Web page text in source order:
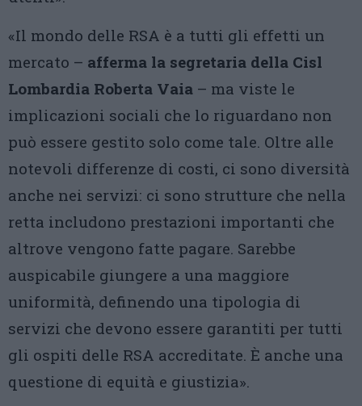
«Il mondo delle RSA è a tutti gli effetti un
mercato – afferma la segretaria della Cisl
Lombardia Roberta Vaia – ma viste le
implicazioni sociali che lo riguardano non
può essere gestito solo come tale. Oltre alle
notevoli differenze di costi, ci sono diversità
anche nei servizi: ci sono strutture che nella
retta includono prestazioni importanti che
altrove vengono fatte pagare. Sarebbe
auspicabile giungere a una maggiore
uniformità, definendo una tipologia di
servizi che devono essere garantiti per tutti
gli ospiti delle RSA accreditate. È anche una
questione di equità e giustizia».